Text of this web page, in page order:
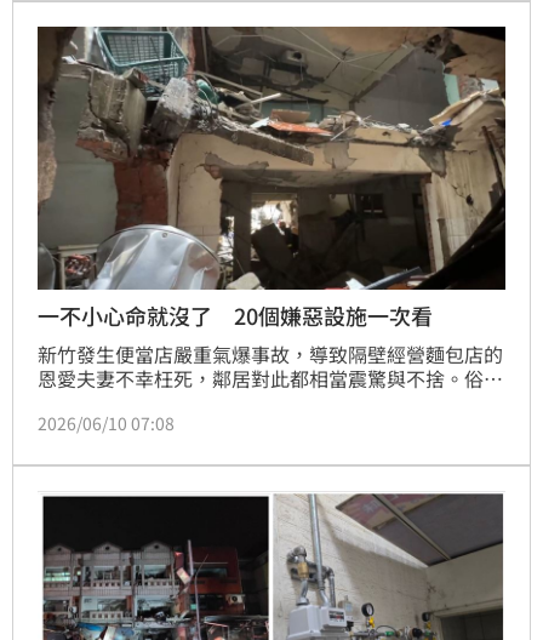
也看哭不少網友。
一不小心命就沒了 20個嫌惡設施一次看
新竹發生便當店嚴重氣爆事故，導致隔壁經營麵包店的
恩愛夫妻不幸枉死，鄰居對此都相當震驚與不捨。俗話
更涵蓋周邊環境與公共安全。依內政部規定，部分嫌惡
務上其實還有許多潛藏危險未被明確納入規範，若購屋
時未審慎留意，輕則影響居住品質，重則可能危及生命
2026/06/10 07:08